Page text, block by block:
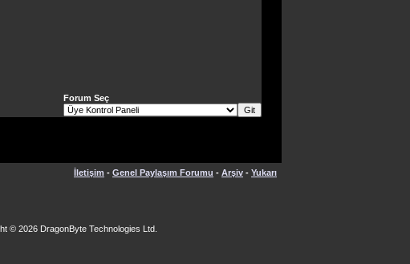
Forum Seç
İletişim - Genel Paylaşım Forumu - Arşiv - Yukarı
© 2026 DragonByte Technologies Ltd.